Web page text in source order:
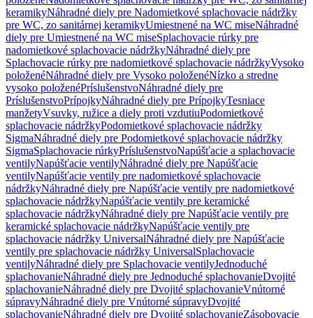
keramikyNáhradné diely pre Nadomietkové splachovacie nádržky
pre WC, zo sanitárnej keramikyUmiestnené na WC miseNáhradné
diely pre Umiestnené na WC miseSplachovacie rúrky pre
nadomietkové splachovacie nádržkyNáhradné diely pre
Splachovacie rúrky pre nadomietkové splachovacie nádržkyVysoko
položenéNáhradné diely pre Vysoko položenéNízko a stredne
vysoko položenéPríslušenstvoNáhradné diely pre
PríslušenstvoPrípojkyNáhradné diely pre PrípojkyTesniace
manžetyVsuvky, ružice a diely proti vzdutiuPodomietkové
splachovacie nádržkyPodomietkové splachovacie nádržky
SigmaNáhradné diely pre Podomietkové splachovacie nádržky
SigmaSplachovacie rúrkyPríslušenstvoNapúšťacie a splachovacie
ventilyNapúšťacie ventilyNáhradné diely pre Napúšťacie
ventilyNapúšťacie ventily pre nadomietkové splachovacie
nádržkyNáhradné diely pre Napúšťacie ventily pre nadomietkové
splachovacie nádržkyNapúšťacie ventily pre keramické
splachovacie nádržkyNáhradné diely pre Napúšťacie ventily pre
keramické splachovacie nádržkyNapúšťacie ventily pre
splachovacie nádržky UniversalNáhradné diely pre Napúšťacie
ventily pre splachovacie nádržky UniversalSplachovacie
ventilyNáhradné diely pre Splachovacie ventilyJednoduché
splachovanieNáhradné diely pre Jednoduché splachovanieDvojité
splachovanieNáhradné diely pre Dvojité splachovanieVnútorné
súpravyNáhradné diely pre Vnútorné súpravyDvojité
splachovanieNáhradné diely pre Dvojité splachovanieZásobovacie